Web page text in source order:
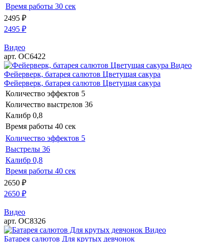
Время работы 30 сек
2495 ₽
2495 ₽
Видео
арт. ОС6422
Видео
Фейерверк, батарея салютов Цветущая сакура
Фейерверк, батарея салютов Цветущая сакура
Количество эффектов 5
Количество выстрелов 36
Калибр 0,8
Время работы 40 сек
Количество эффектов 5
Выстрелы 36
Калибр 0,8
Время работы 40 сек
2650 ₽
2650 ₽
Видео
арт. ОС8326
Видео
Батарея салютов Для крутых девчонок